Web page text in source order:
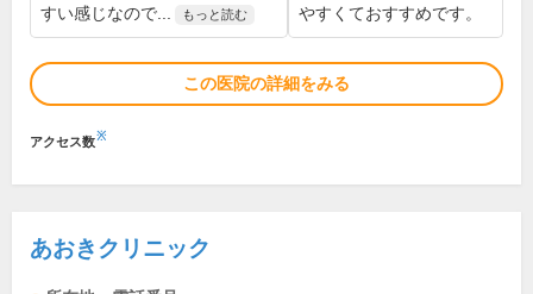
すい感じなので...
もっと読む
やすくておすすめです。
この医院の詳細をみる
アクセス数※
あおきクリニック